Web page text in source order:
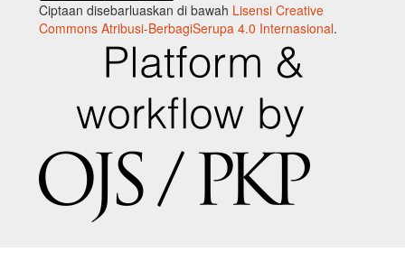
Ciptaan disebarluaskan di bawah Lisensi Creative
Commons Atribusi-BerbagiSerupa 4.0 Internasional.